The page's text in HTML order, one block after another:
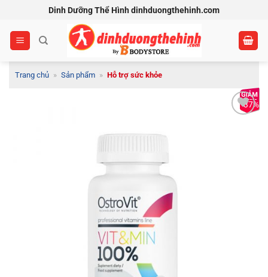
nội
dung
Dinh Dưỡng Thể Hình dinhduongthehinh.com
Trang chủ » Sản phẩm » Hỗ trợ sức khỏe
-37%